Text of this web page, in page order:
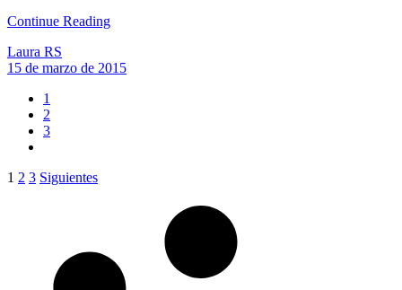
Continue Reading
Laura RS
15 de marzo de 2015
1
2
3
Paginación
1 2 3 Siguientes